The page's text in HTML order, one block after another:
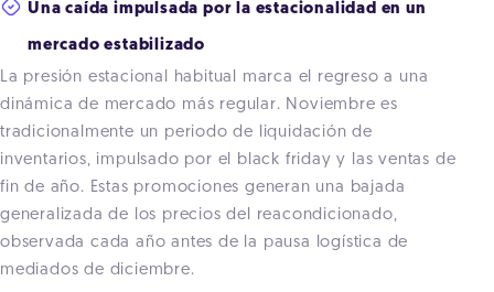
Una caída impulsada por la estacionalidad en un
mercado estabilizado
La presión estacional habitual marca el regreso a una
dinámica de mercado más regular. Noviembre es
tradicionalmente un periodo de liquidación de
inventarios, impulsado por el black friday y las ventas de
fin de año. Estas promociones generan una bajada
generalizada de los precios del reacondicionado,
observada cada año antes de la pausa logística de
mediados de diciembre.